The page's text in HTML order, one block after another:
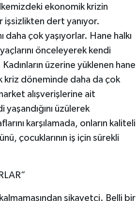
ekonomik krizin
işsizlikten dert yanıyor.
daha çok yaşıyorlar. Hane halkı
önceleyerek kendi
üzerine yüklenen hane
kriz döneminde daha da çok
alışverişlerine ait
üzülerek
karşılamada, onların kaliteli
çocuklarının iş için sürekli
şikayetçi. Belli bir